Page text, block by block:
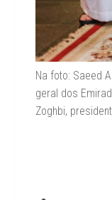
Na foto: Saeed
geral dos
Zoghbi,